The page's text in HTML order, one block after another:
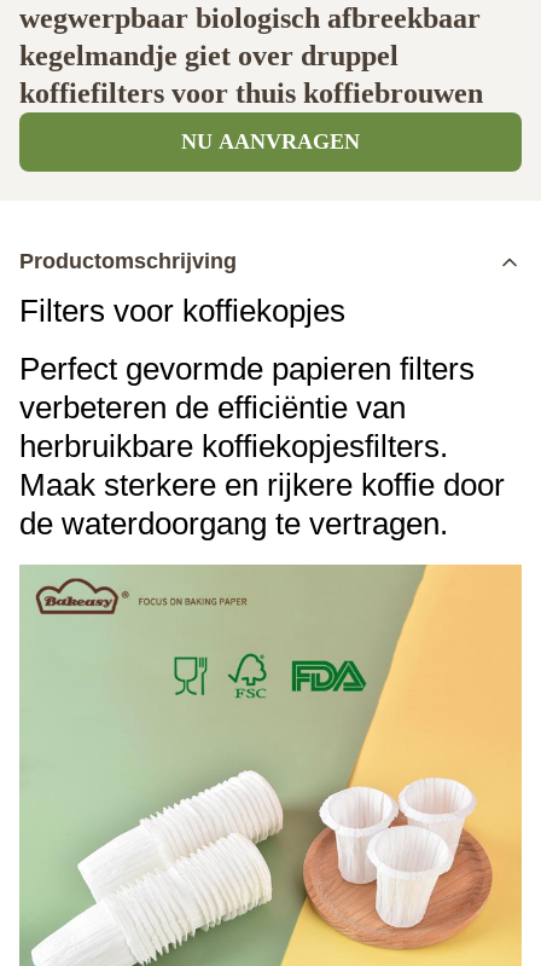
wegwerpbaar biologisch afbreekbaar
kegelmandje giet over druppel
koffiefilters voor thuis koffiebrouwen
NU AANVRAGEN
Productomschrijving
Filters voor koffiekopjes
Perfect gevormde papieren filters
verbeteren de efficiëntie van
herbruikbare koffiekopjesfilters.
Maak sterkere en rijkere koffie door
de waterdoorgang te vertragen.